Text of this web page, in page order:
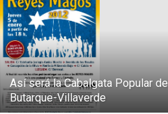
Así será la Cabalgata Popular de
Butarque-Villaverde